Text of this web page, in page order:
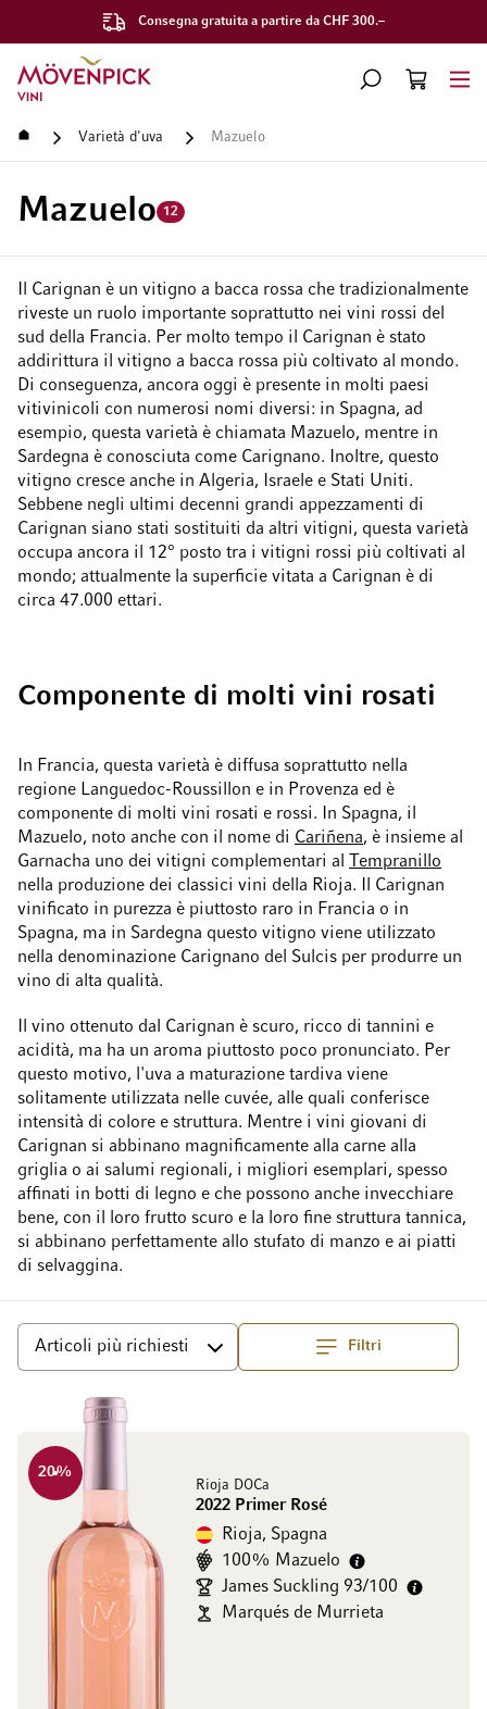
Consegna gratuita a partire da CHF 300.–
Vai alla Home Page
CERCA
CART
Home Varietà d'uva Mazuelo
Mazuelo 12
Il Carignan è un vitigno a bacca rossa che tradizionalmente
riveste un ruolo importante soprattutto nei vini rossi del
sud della Francia. Per molto tempo il Carignan è stato
addirittura il vitigno a bacca rossa più coltivato al mondo.
Di conseguenza, ancora oggi è presente in molti paesi
vitivinicoli con numerosi nomi diversi: in Spagna, ad
esempio, questa varietà è chiamata Mazuelo, mentre in
Sardegna è conosciuta come Carignano. Inoltre, questo
vitigno cresce anche in Algeria, Israele e Stati Uniti.
Sebbene negli ultimi decenni grandi appezzamenti di
Carignan siano stati sostituiti da altri vitigni, questa varietà
occupa ancora il 12° posto tra i vitigni rossi più coltivati al
mondo; attualmente la superficie vitata a Carignan è di
circa 47.000 ettari.
Componente di molti vini rosati
In Francia, questa varietà è diffusa soprattutto nella
regione Languedoc-Roussillon e in Provenza ed è
componente di molti vini rosati e rossi. In Spagna, il
Mazuelo, noto anche con il nome di Cariñena, è insieme al
Garnacha uno dei vitigni complementari al
Tempranillo
nella produzione dei classici vini della Rioja. Il Carignan
vinificato in purezza è piuttosto raro in Francia o in
Spagna, ma in Sardegna questo vitigno viene utilizzato
nella denominazione Carignano del Sulcis per produrre un
vino di alta qualità.
Il vino ottenuto dal Carignan è scuro, ricco di tannini e
acidità, ma ha un aroma piuttosto poco pronunciato. Per
questo motivo, l'uva a maturazione tardiva viene
solitamente utilizzata nelle cuvée, alle quali conferisce
intensità di colore e struttura. Mentre i vini giovani di
Carignan si abbinano magnificamente alla carne alla
griglia o ai salumi regionali, i migliori esemplari, spesso
affinati in botti di legno e che possono anche invecchiare
bene, con il loro frutto scuro e la loro fine struttura tannica,
si abbinano perfettamente allo stufato di manzo e ai piatti
di selvaggina.
Filtri
Ordina per Superiore
Rioja DOCa
2022 Primer Rosé
20%
Rioja, Spagna
100% Mazuelo
James Suckling 93/100
Marqués de Murrieta